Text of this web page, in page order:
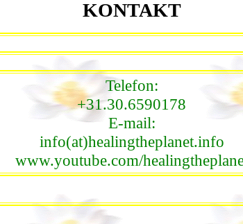
KONTAKT
Telefon:
+31.30.6590178
E-mail:
info(at)healingtheplanet.info
www.youtube.com/